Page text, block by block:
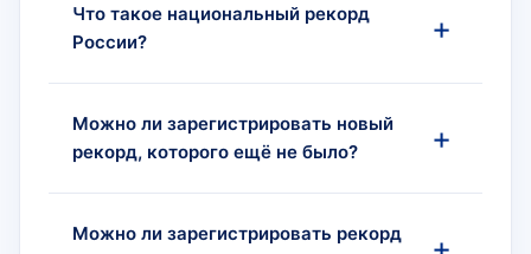
Что такое национальный рекорд
России?
Можно ли зарегистрировать новый
рекорд, которого ещё не было?
Можно ли зарегистрировать рекорд